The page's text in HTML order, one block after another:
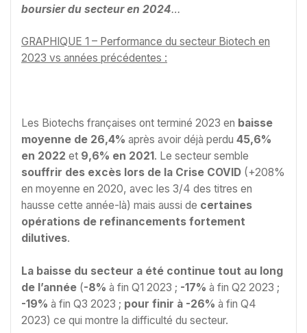
boursier du secteur en 2024…
GRAPHIQUE 1 – Performance du secteur Biotech en
2023 vs années précédentes :
Les Biotechs françaises ont terminé 2023 en baisse
moyenne de 26,4% après avoir déjà perdu 45,6%
en 2022 et 9,6% en 2021 . Le secteur semble
souffrir des excès lors de la Crise COVID (+208%
en moyenne en 2020, avec les 3/4 des titres en
hausse cette année-là) mais aussi de certaines
opérations de refinancements fortement
dilutives.
La baisse du secteur a été continue tout au long
de l’année (-8% à fin Q1 2023 ; -17% à fin Q2 2023 ;
-19% à fin Q3 2023 ; pour finir à -26% à fin Q4
2023) ce qui montre la difficulté du secteur.